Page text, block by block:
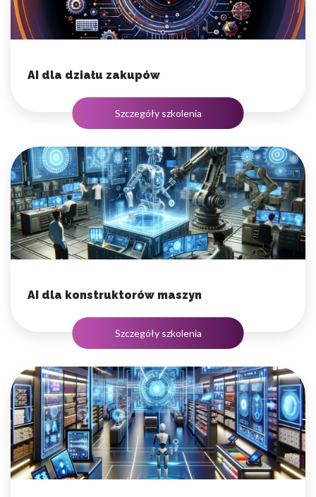
AI dla działu zakupów
Szczegóły szkolenia
AI dla konstruktorów maszyn
Szczegóły szkolenia